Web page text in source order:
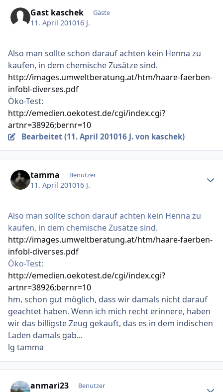
Gast kaschek Gäste
11. April 201016 J.
Also man sollte schon darauf achten kein Henna zu
kaufen, in dem chemische Zusätze sind.
http://images.umweltberatung.at/htm/haare-faerben-
infobl-diverses.pdf
Öko-Test:
http://emedien.oekotest.de/cgi/index.cgi?
artnr=38926;bernr=10
Bearbeitet (11. April 201016 J.von kaschek)
tamma Benutzer
11. April 201016 J.
Also man sollte schon darauf achten kein Henna zu
kaufen, in dem chemische Zusätze sind.
http://images.umweltberatung.at/htm/haare-faerben-
infobl-diverses.pdf
Öko-Test:
http://emedien.oekotest.de/cgi/index.cgi?
artnr=38926;bernr=10
hm, schon gut möglich, dass wir damals nicht darauf
geachtet haben. Wenn ich mich recht erinnere, haben
wir das billigste Zeug gekauft, das es in dem indischen
Laden damals gab...
lg tamma
anmari23 Benutzer